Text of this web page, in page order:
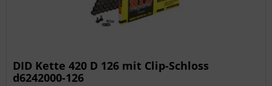
DID Kette 420 D 126 mit Clip-Schloss
d6242000-126